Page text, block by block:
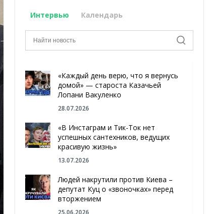
Интервью Календарь
«Каждый день верю, что я вернусь
домой» — староста Казачьей
Лопани Вакуленко
28.07.2026
«В Инстаграм и Тик-Ток нет
успешных сантехников, ведущих
красивую жизнь»
13.07.2026
Людей накрутили против Киева –
депутат Куц о «звоночках» перед
вторжением
25.06.2026